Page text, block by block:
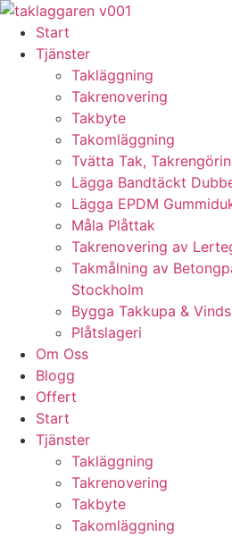
Skip
content
Start
Tjänster
Takläggning
Takrenovering
Takbyte
Takomläggning
Tvätta Tak,
Lägga Bandtäckt
Lägga EPDM
Måla Plåttak
Takrenovering av
Takmålning av
Stockholm
Bygga Takkupa &
Plåtslageri
Om Oss
Blogg
Offert
Start
Tjänster
Takläggning
Takrenovering
Takbyte
Takomläggning